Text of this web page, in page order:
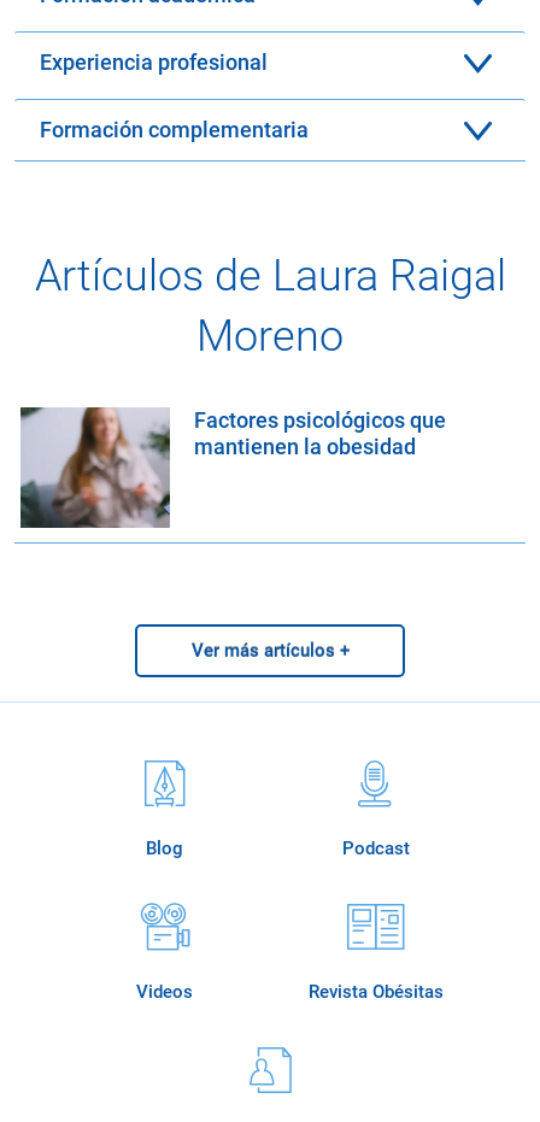
Experiencia profesional
Formación complementaria
Artículos de Laura Raigal
Moreno
Factores psicológicos que
mantienen la obesidad
Ver más artículos +
Blog Podcast
Videos Revista Obésitas